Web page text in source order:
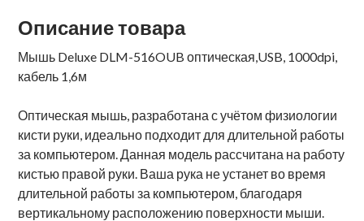
Описание товара
Мышь Deluxe DLM-516OUB оптическая,USB, 1000dpi,
кабель 1,6м
Оптическая мышь, разработана с учётом физиологии
кисти руки, идеально подходит для длительной работы
за компьютером. Данная модель рассчитана на работу
кистью правой руки. Ваша рука не устанет во время
длительной работы за компьютером, благодаря
вертикальному расположению поверхности мыши.